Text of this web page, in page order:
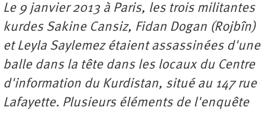
Le 9 janvier 2013 à Paris, les trois militantes
kurdes Sakine Cansiz, Fidan Dogan (Rojbîn)
et Leyla Saylemez étaient assassinées d'une
balle dans la tête dans les locaux du Centre
d'information du Kurdistan, situé au 147 rue
Lafayette. Plusieurs éléments de l'enquête